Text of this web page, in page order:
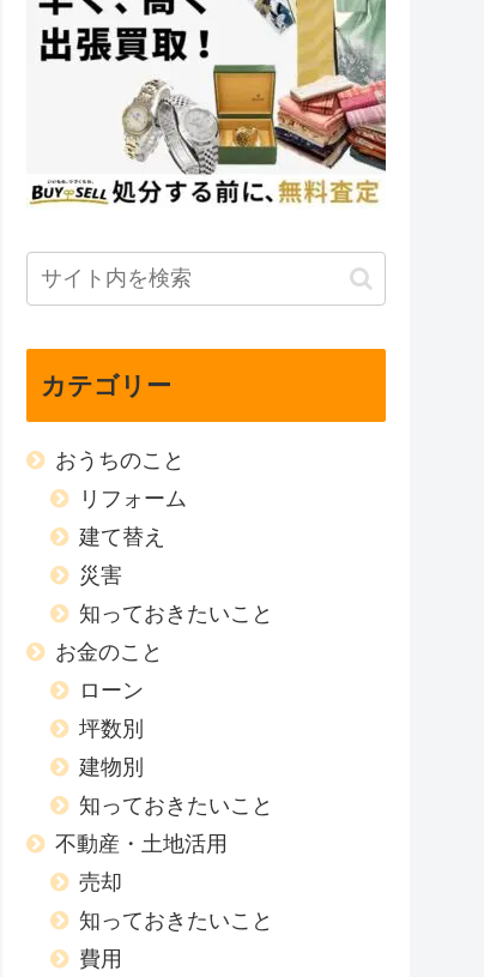
カテゴリー
おうちのこと
リフォーム
建て替え
災害
知っておきたいこと
お金のこと
ローン
坪数別
建物別
知っておきたいこと
不動産・土地活用
売却
知っておきたいこと
費用